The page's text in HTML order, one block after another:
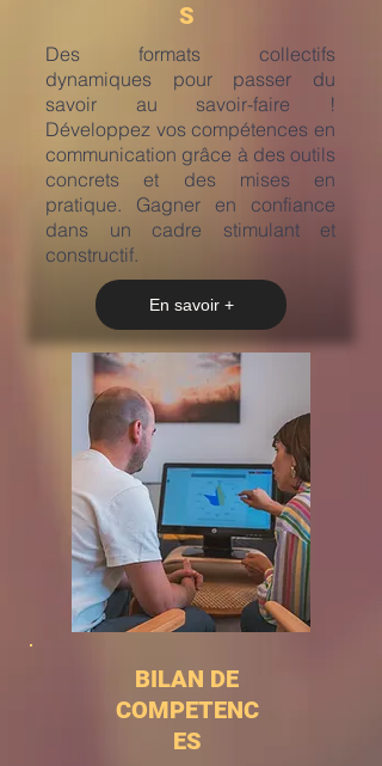
S
​Des formats collectifs
dynamiques pour passer du
savoir au savoir-faire !
Développez vos compétences en
communication grâce à des outils
concrets et des mises en
pratique. Gagner en confiance
dans un cadre stimulant et
constructif.
En savoir +
BILAN DE
COMPETENC
ES